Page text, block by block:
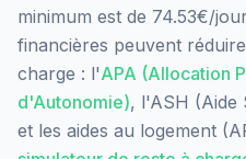
minimum est de 74.53€/
financières peuvent
charge : l'APA (Allocation
d'Autonomie), l'ASH (Aide
et les aides au logement